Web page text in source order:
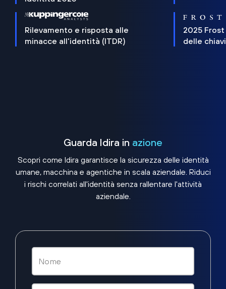
Rilevamento e risposta alle
minacce all'identità (ITDR)
2025 Frost
delle
Guarda Idira in azione
Scopri come Idira garantisce la sicurezza delle identità
umane, macchina e agentiche in scala aziendale. Riduci
i rischi correlati all'identità senza rallentare l'attività
aziendale.